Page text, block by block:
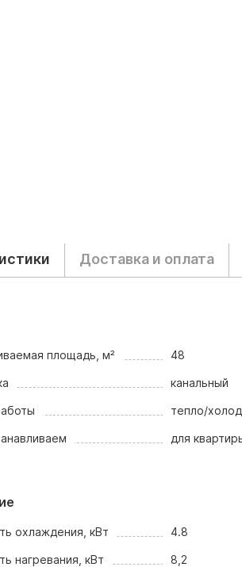
Доставка и оплата
площадь, м² 48
канальный
тепло/холод
для
охлаждения, кВт 4.8
нагревания, кВт 8,2